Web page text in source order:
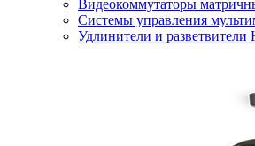
Видеокоммутаторы
Системы управления
Удлинители и